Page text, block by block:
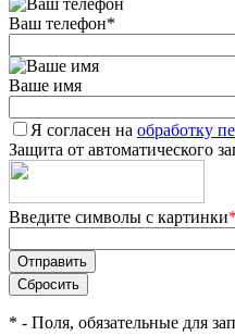
Ваш телефон*
Ваше имя
Я согласен на обработку
Защита от автоматического
Введите символы с картинки*
* - Поля, обязательные для